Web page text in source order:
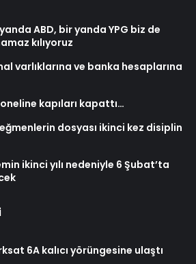
ABD, bir yanda YPG biz de
kılıyoruz
varlıklarına ve banka hesaplarına
kapıları kapattı…
dosyası ikinci kez disiplin
ikinci yılı nedeniyle 6 Şubat’ta
6A kalıcı yörüngesine ulaştı